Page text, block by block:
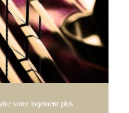
votre logement plus